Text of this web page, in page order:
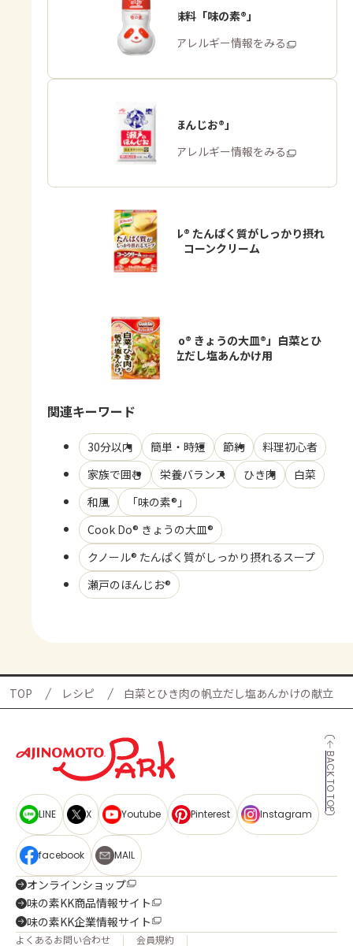
うま味調味料「味の素®」
商品・アレルギー情報をみる
「瀬戸のほんじお®」
商品・アレルギー情報をみる
「クノール® たんぱく質がしっかり摂れ
るスープ」コーンクリーム
「Cook Do® きょうの大皿®」白菜とひ
き肉の帆立だし塩あんかけ用
関連キーワード
30分以内 簡単・時短 節約
料理初心者
家族で囲む
栄養バランス ひき肉
白菜
和風
「味の素®」
Cook Do® きょうの大皿®
クノール® たんぱく質がしっかり摂れるスープ
瀬戸のほんじお®
TOP レシピ 白菜とひき肉の帆立だし塩あんかけの献立
BACK TO TOP
LINE X Youtube Pinterest Instagram
facebook MAIL
オンラインショップ
味の素KK商品情報サイト
味の素KK企業情報サイト
よくあるお問い合わせ 会員規約